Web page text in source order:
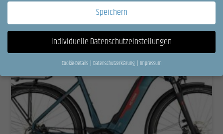
Speichern
Individuelle Datenschutzeinstellungen
Cookie-Details Datenschutzerklärung Impressum
Datenschutzeinstellungen
Wenn Sie unter 16 Jahre alt sind und Ihre Zustimmung zu freiwilligen Diensten geben
möchten, müssen Sie Ihre Erziehungsberechtigten um Erlaubnis bitten.
Wir verwenden Cookies und andere Technologien auf unserer Website. Einige von